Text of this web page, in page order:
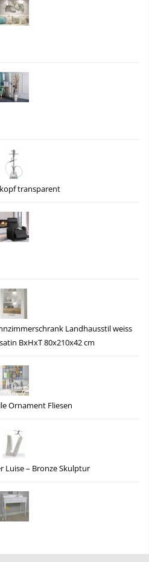
transparent
Landhausstil weiss
BxHxT 80x210x42 cm
Ornament Fliesen
Luise – Bronze Skulptur